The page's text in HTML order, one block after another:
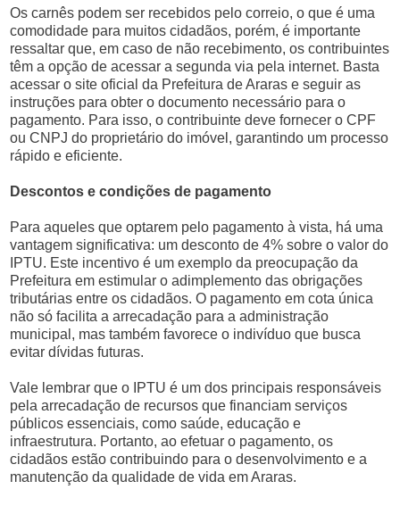
Os carnês podem ser recebidos pelo correio, o que é uma
comodidade para muitos cidadãos, porém, é importante
ressaltar que, em caso de não recebimento, os contribuintes
têm a opção de acessar a segunda via pela internet. Basta
acessar o site oficial da Prefeitura de Araras e seguir as
instruções para obter o documento necessário para o
pagamento. Para isso, o contribuinte deve fornecer o CPF
ou CNPJ do proprietário do imóvel, garantindo um processo
rápido e eficiente.
Descontos e condições de pagamento
Para aqueles que optarem pelo pagamento à vista, há uma
vantagem significativa: um desconto de 4% sobre o valor do
IPTU. Este incentivo é um exemplo da preocupação da
Prefeitura em estimular o adimplemento das obrigações
tributárias entre os cidadãos. O pagamento em cota única
não só facilita a arrecadação para a administração
municipal, mas também favorece o indivíduo que busca
evitar dívidas futuras.
Vale lembrar que o IPTU é um dos principais responsáveis
pela arrecadação de recursos que financiam serviços
públicos essenciais, como saúde, educação e
infraestrutura. Portanto, ao efetuar o pagamento, os
cidadãos estão contribuindo para o desenvolvimento e a
manutenção da qualidade de vida em Araras.